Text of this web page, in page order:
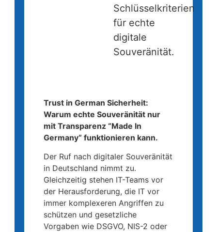
Schlüsselkriterien
für echte
digitale
Souveränität.
Trust in German Sicherheit:
Warum echte Souveränität nur
mit Transparenz “Made In
Germany“ funktionieren kann.
Der Ruf nach digitaler Souveränität
in Deutschland nimmt zu.
Gleichzeitig stehen IT-Teams vor
der Herausforderung, die IT vor
immer komplexeren Angriffen zu
schützen und gesetzliche
Vorgaben wie DSGVO, NIS-2 oder